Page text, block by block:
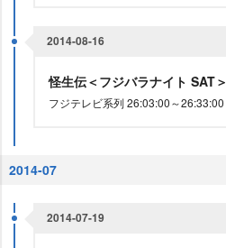
2014-08-16
怪生伝＜フジバラナイト SAT＞
フジテレビ系列 26:03:00～26:33:00
2014-07
2014-07-19